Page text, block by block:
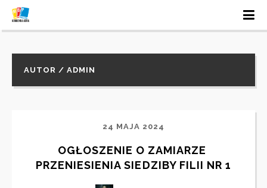
AUTOR / ADMIN
24 MAJA 2024
OGŁOSZENIE O ZAMIARZE
PRZENIESIENIA SIEDZIBY FILII NR 1